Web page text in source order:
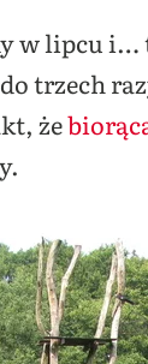
lipcu i…
trzech
że